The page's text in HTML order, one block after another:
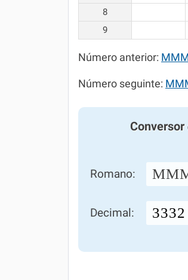
8
9
Número anterior:
Número seguinte:
Conversor
Romano:
Decimal: